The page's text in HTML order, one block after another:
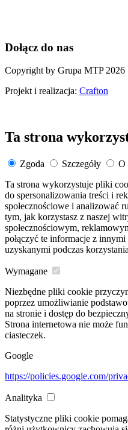
Dołącz do nas
Copyright by Grupa MTP 2026
Projekt i realizacja: Crafton
Ta strona
Zgoda Szczegóły
O
Ta strona wykorzystuje pliki
do spersonalizowania treści i
społecznościowe i analizować
tym, jak korzystasz z naszej
społecznościowym,
połączyć te informacje z
uzyskanymi podczas
Wymagane
Niezbędne pliki cookie
poprzez umożliwianie
na stronie i dostęp do
Strona internetowa nie może
ciasteczek.
Google
https://policies.google.com/
Analityka
Statystyczne pliki cookie